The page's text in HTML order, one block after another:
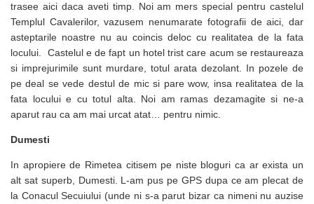
trasee aici daca aveti timp. Noi am mers special pentru castelul
Templul Cavalerilor, vazusem nenumarate fotografii de aici, dar
asteptarile noastre nu au coincis deloc cu realitatea de la fata
locului. Castelul e de fapt un hotel trist care acum se restaureaza
si imprejurimile sunt murdare, totul arata dezolant. In pozele de
pe deal se vede destul de mic si pare wow, insa realitatea de la
fata locului e cu totul alta. Noi am ramas dezamagite si ne-a
aparut rau ca am mai urcat atat… pentru nimic.
Dumesti
In apropiere de Rimetea citisem pe niste bloguri ca ar exista un
alt sat superb, Dumesti. L-am pus pe GPS dupa ce am plecat de
la Conacul Secuiului (unde ni s-a parut bizar ca nimeni nu auzise